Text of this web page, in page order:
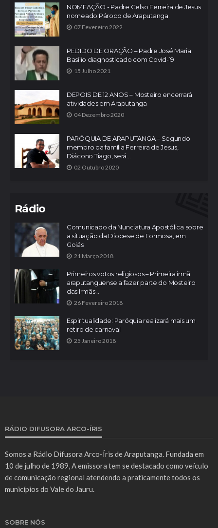
NOMEAÇÃO - Padre Celso Ferreira de Jesus
nomeado Pároco de Araputanga.
07 Fevereiro 2022
PEDIDO DE ORAÇÃO – Padre José Maria
Basílio diagnosticado com Covid-19
15 Julho 2021
DEPOIS DE 12 ANOS – Mosteiro encerrará
atividades em Araputanga
04 Dezembro 2020
PARÓQUIA DE ARAPUTANGA – Segundo
membro da família Ferreira de Jesus,
Diácono Tiago, será...
02 Outubro 2020
Rádio
Comunicado da Nunciatura Apostólica sobre
a situação da Diocese de Formosa, em
Goiás
21 Março 2018
Primeiros votos religiosos – Primeira irmã
araputanguense a fazer parte do Mosteiro
das Irmãs...
26 Fevereiro 2018
Espiritualidade: Paróquia realizará mais um
retiro de carnaval
25 Janeiro 2018
RÁDIO DIFUSORA ARCO-ÍRIS
Somos a Rádio Difusora Arco-Íris de Araputanga. Fundada em
10 de julho de 1989, A emissora tem se destacado como veículo
de comunicação regional atendendo a praticamente todos os
municípios do Vale do Jauru.
SOBRE NÓS